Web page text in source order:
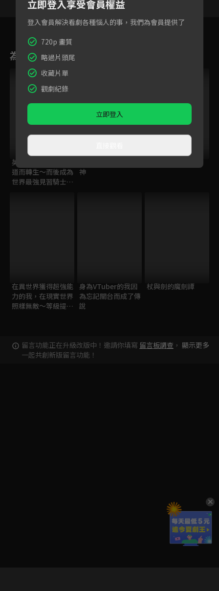
8 9 10 11 12
為您推薦
英雄王，為了窮盡武
道而轉生～而後成為
世界最強見習騎士♀
神
在異世界獲得超強能
力的我，在現實世界
照樣無敵～等級提升
身為VTuber的我因
為忘記關台而成了傳
說
杖與劍的魔劍譚
留言功能正在升級改版中！邀請你填寫 留言板調查 ，
一起共創新版留言功能！
顯示更多
立即登入享受會員權益
登入會員解決看劇各種惱人的事，我們為會員提供了
720p 畫質
略過片頭尾
收藏片單
觀劇紀錄
立即登入